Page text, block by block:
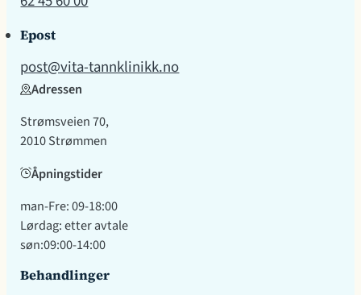
Epost
post@vita-tannklinikk.no
Adressen
Strømsveien 70,
2010 Strømmen
Åpningstider
man-Fre: 09-18:00
Lørdag: etter avtale
søn:09:00-14:00
Behandlinger